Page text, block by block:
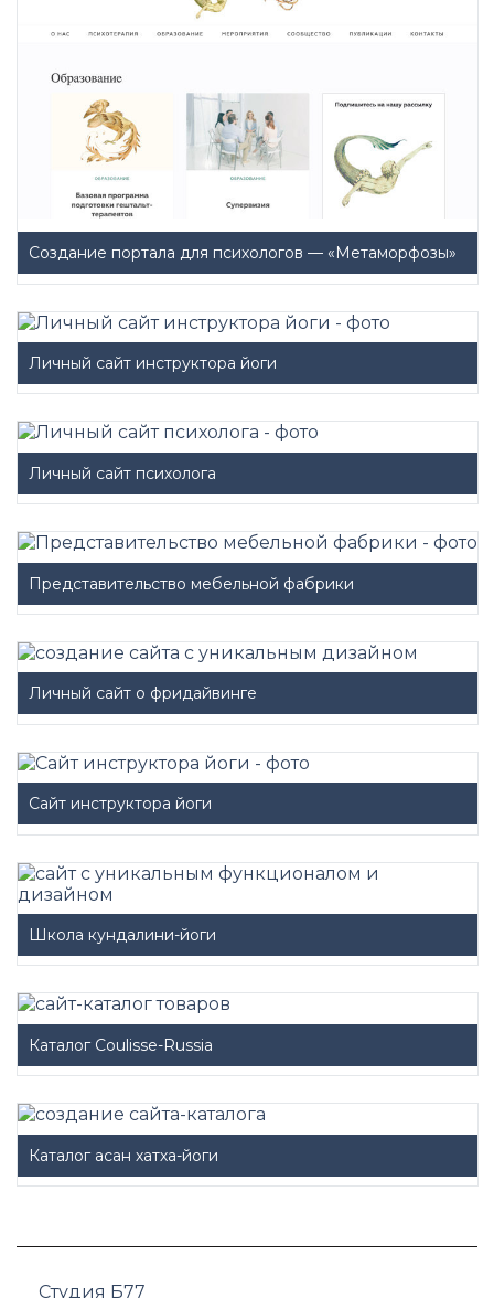
Создание портала для психологов — «Метаморфозы»
Личный сайт инструктора йоги
Личный сайт психолога
Представительство мебельной фабрики
Личный сайт о фридайвинге
Сайт инструктора йоги
Школа кундалини-йоги
Каталог Coulisse-Russia
Каталог асан хатха-йоги
Студия Б77